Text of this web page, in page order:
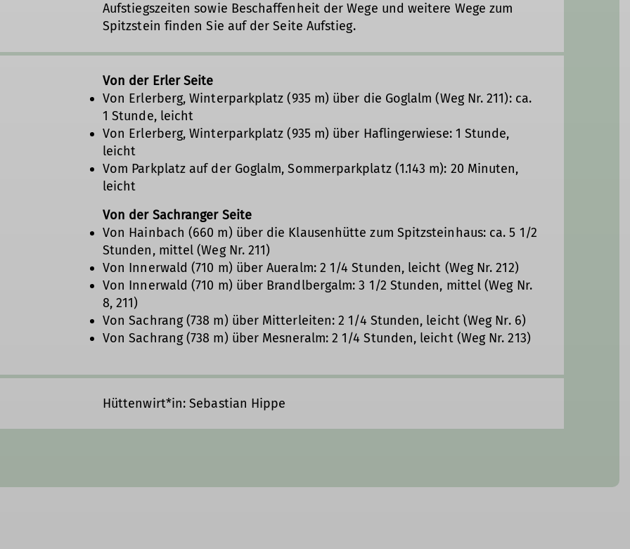
Aufstiegszeiten sowie Beschaffenheit der Wege und weitere Wege zum
Spitzstein finden Sie auf der Seite Aufstieg.
Von der Erler Seite
Von Erlerberg, Winterparkplatz (935 m) über die Goglalm (Weg Nr. 211): ca.
1 Stunde, leicht
Von Erlerberg, Winterparkplatz (935 m) über Haflingerwiese: 1 Stunde,
leicht
Vom Parkplatz auf der Goglalm, Sommerparkplatz (1.143 m): 20 Minuten,
leicht
Von der Sachranger Seite
Von Hainbach (660 m) über die Klausenhütte zum Spitzsteinhaus: ca. 5 1/2
Stunden, mittel (Weg Nr. 211)
Von Innerwald (710 m) über Aueralm: 2 1/4 Stunden, leicht (Weg Nr. 212)
Von Innerwald (710 m) über Brandlbergalm: 3 1/2 Stunden, mittel (Weg Nr.
8, 211)
Von Sachrang (738 m) über Mitterleiten: 2 1/4 Stunden, leicht (Weg Nr. 6)
Von Sachrang (738 m) über Mesneralm: 2 1/4 Stunden, leicht (Weg Nr. 213)
Hüttenwirt*in: Sebastian Hippe